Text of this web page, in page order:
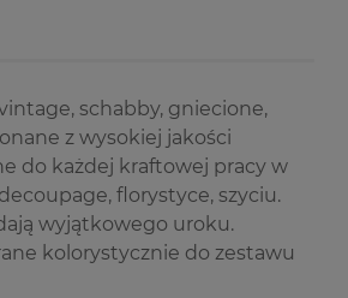
schabby, gniecione,
z wysokiej jakości
do każdej kraftowej pracy w
florystyce, szyciu.
wyjątkowego uroku.
kolorystycznie do zestawu